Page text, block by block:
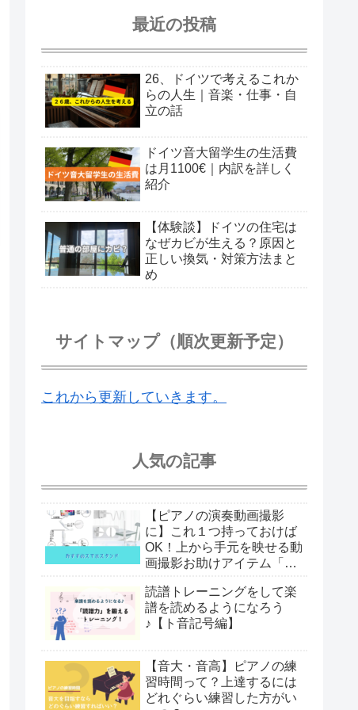
最近の投稿
26、ドイツで考えるこれか
らの人生｜音楽・仕事・自
立の話
ドイツ音大留学生の生活費
は月1100€｜内訳を詳しく
紹介
【体験談】ドイツの住宅は
なぜカビが生える？原因と
正しい換気・対策方法まと
め
サイトマップ（順次更新予定）
これから更新していきます。
人気の記事
【ピアノの演奏動画撮影
に】これ１つ持っておけば
OK！上から手元を映せる動
画撮影お助けアイテム「ス
読譜トレーニングをして楽
譜を読めるようになろう
♪【ト音記号編】
【音大・音高】ピアノの練
習時間って？上達するには
どれぐらい練習した方がい